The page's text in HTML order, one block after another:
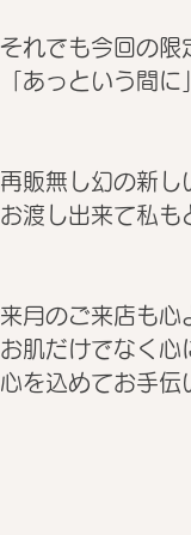
それでも今回の限
「あっという間
再販無し幻の新し
お渡し出来て私も
来月のご来店も心
お肌だけでなく心
心を込めてお手伝